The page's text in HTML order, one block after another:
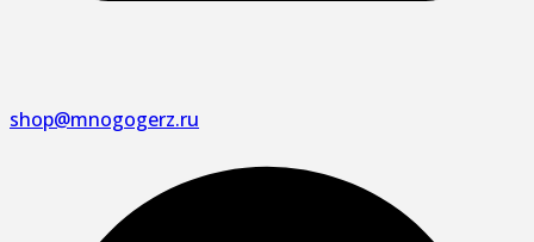
shop@mnogogerz.ru